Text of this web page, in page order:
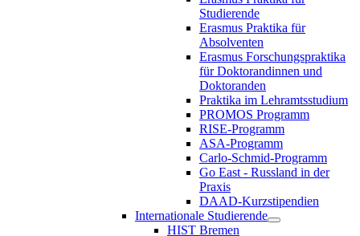
Studierende
Erasmus Praktika für
Absolventen
Erasmus Forschungspraktika
für Doktorandinnen und
Doktoranden
Praktika im Lehramtsstudium
PROMOS Programm
RISE-Programm
ASA-Programm
Carlo-Schmid-Programm
Go East - Russland in der
Praxis
DAAD-Kurzstipendien
Internationale Studierende
HIST Bremen